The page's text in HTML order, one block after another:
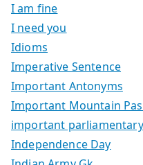
I am fine
I need you
Idioms
Imperative Sentence
Important Antonyms
Important Mountain
important
Independence Day